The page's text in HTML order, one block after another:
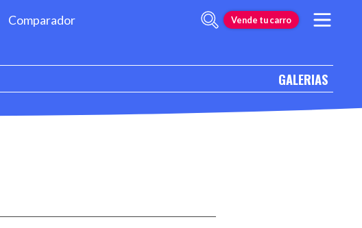
Comparador Vende tu carro
GALERIAS